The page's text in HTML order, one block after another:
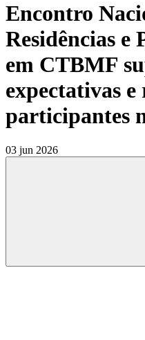
Encontro
Residências e
em CTBMF
expectativas e
participantes
03 jun 2026